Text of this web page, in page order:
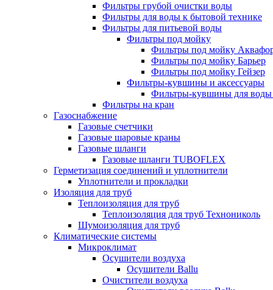
Фильтры грубой очистки воды
Фильтры для воды к бытовой технике
Фильтры для питьевой воды
Фильтры под мойку
Фильтры под мойку
Фильтры под мойку Барьер
Фильтры под мойку Гейзер
Фильтры-кувшины и аксессуары
Фильтры-кувшины для
Фильтры на кран
Газоснабжение
Газовые счетчики
Газовые шаровые краны
Газовые шланги
Газовые шланги TUBOFLEX
Герметизация соединений и уплотнители
Уплотнители и прокладки
Изоляция для труб
Теплоизоляция для труб
Теплоизоляция для труб Технониколь
Шумоизоляция для труб
Климатические системы
Микроклимат
Осушители воздуха
Осушители Ballu
Очистители воздуха